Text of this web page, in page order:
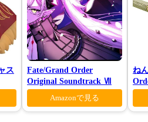
ス
Fate/Grand Order
Original Soundtrack Ⅶ
Amazonで見る
ね
ン